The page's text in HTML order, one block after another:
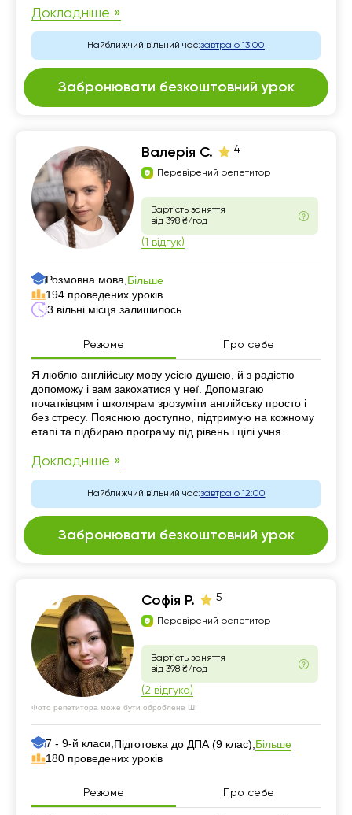
Докладніше »
Найближчий вільний час:завтра о 13:00
Забронювати безкоштовний урок
Валерія С. 4
Перевірений репетитор
Вартість заняття
від 398 ₴/год
(1 відгук)
Розмовна мова, Більше
194 проведених уроків
3 вільні місця залишилось
Резюме Про себе
Резюме
Я люблю англійську мову усією душею, й з радістю
допоможу і вам закохатися у неї. Допомагаю
початківцям і школярам зрозуміти англійську просто і
без стресу. Пояснюю доступно, підтримую на кожному
етапі та підбираю програму під рівень і цілі учня.
Докладніше »
Найближчий вільний час:завтра о 12:00
Забронювати безкоштовний урок
Софія Р. 5
Перевірений репетитор
Вартість заняття
від 398 ₴/год
(2 відгука)
Фото репетитора може бути оброблене ШІ
7 - 9-й класи, Підготовка до ДПА (9 клас), Більше
180 проведених уроків
Резюме Про себе